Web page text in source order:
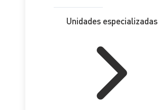
Unidades especializadas